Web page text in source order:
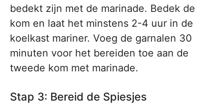
bedekt zijn met de marinade. Bedek de
kom en laat het minstens 2-4 uur in de
koelkast mariner. Voeg de garnalen 30
minuten voor het bereiden toe aan de
tweede kom met marinade.
Stap 3: Bereid de Spiesjes